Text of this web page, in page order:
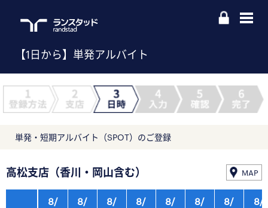
【1日から】単発アルバイト
単発・短期アルバイト（SPOT）のご登録
高松支店（香川・岡山含む） MAP
8/
8/
8/
8/
8/
8/
8/
8/